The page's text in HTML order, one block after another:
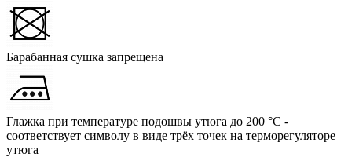
Барабанная сушка запрещена
Глажка при температуре подошвы утюга до 200 °C -
соответствует символу в виде трёх точек на терморегуляторе
утюга